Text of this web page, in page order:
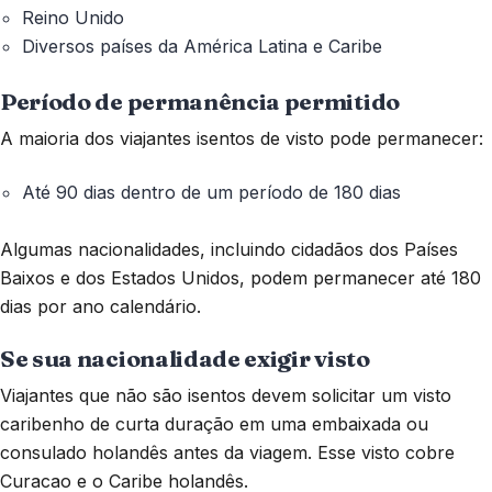
Reino Unido
Diversos países da América Latina e Caribe
Período de permanência permitido
A maioria dos viajantes isentos de visto pode permanecer:
Até 90 dias dentro de um período de 180 dias
Algumas nacionalidades, incluindo cidadãos dos Países
Baixos e dos Estados Unidos, podem permanecer até 180
dias por ano calendário.
Se sua nacionalidade exigir visto
Viajantes que não são isentos devem solicitar um visto
caribenho de curta duração em uma embaixada ou
consulado holandês antes da viagem. Esse visto cobre
Curacao e o Caribe holandês.